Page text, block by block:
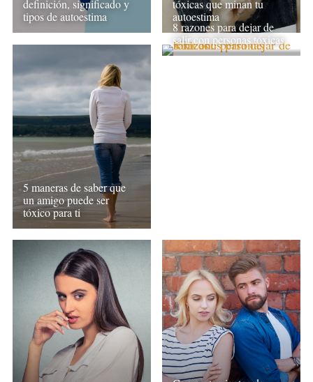
definición, significado y
tipos de autoestima
tóxicas que minan tu
autoestima
5 maneras de saber que
un amigo puede ser
tóxico para ti
8 razones para dejar de
salir con personas tóxicas